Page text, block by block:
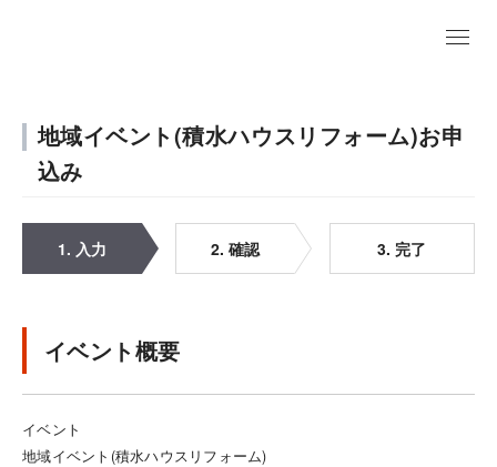
地域イベント(積水ハウスリフォーム)お申
込み
1. 入力 2. 確認 3. 完了
イベント概要
イベント
地域イベント(積水ハウスリフォーム)